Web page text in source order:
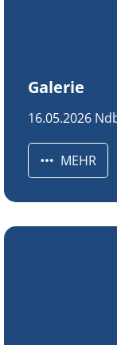
Galerie
16.05.2026
MEHR